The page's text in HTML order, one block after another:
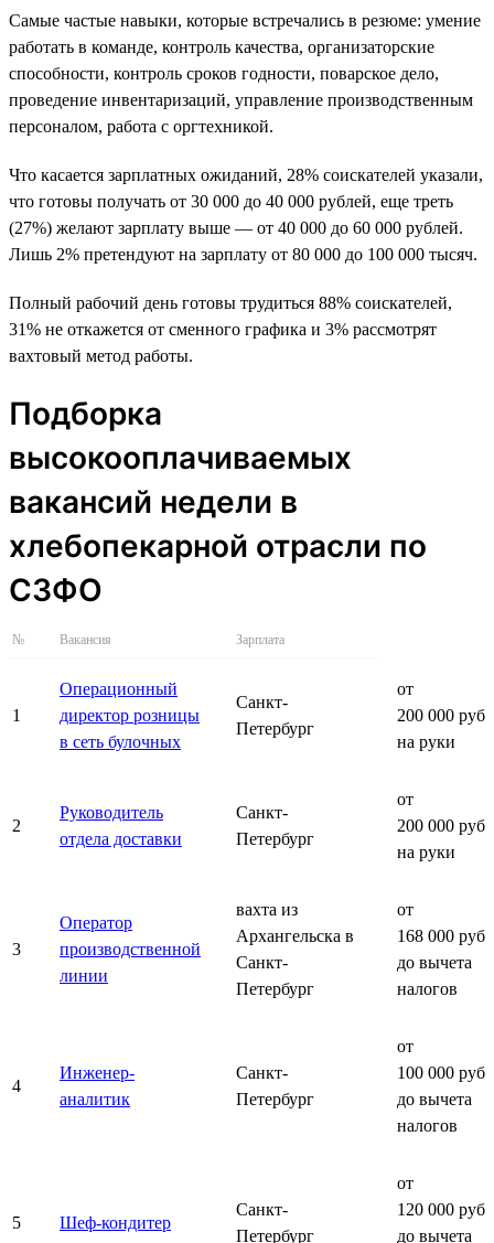
Самые частые навыки, которые встречались в резюме: умение
работать в команде, контроль качества, организаторские
способности, контроль сроков годности, поварское дело,
проведение инвентаризаций, управление производственным
персоналом, работа с оргтехникой.
Что касается зарплатных ожиданий, 28% соискателей указали,
что готовы получать от 30 000 до 40 000 рублей, еще треть
(27%) желают зарплату выше — от 40 000 до 60 000 рублей.
Лишь 2% претендуют на зарплату от 80 000 до 100 000 тысяч.
Полный рабочий день готовы трудиться 88% соискателей,
31% не откажется от сменного графика и 3% рассмотрят
вахтовый метод работы.
Подборка
высокооплачиваемых
вакансий недели в
хлебопекарной отрасли по
СЗФО
№ Вакансия Зарплата
1
Операционный
директор розницы
в сеть булочных
Санкт-
Петербург
от
200 000 руб.
на руки
2
Руководитель
отдела доставки
Санкт-
Петербург
от
200 000 руб.
на руки
3
Оператор
производственной
линии
вахта из
Архангельска в
Санкт-
Петербург
от
168 000 руб.
до вычета
налогов
4
Инженер-
аналитик
Санкт-
Петербург
от
100 000 руб.
до вычета
налогов
5 Шеф-кондитер
Санкт-
Петербург
от
120 000 руб.
до вычета